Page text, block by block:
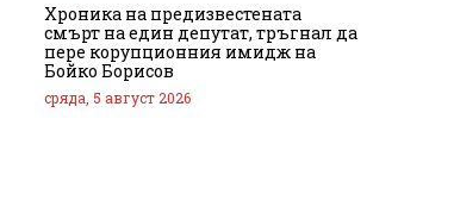
Хроника на предизвестената
смърт на един депутат, тръгнал да
пере корупционния имидж на
Бойко Борисов
сряда, 5 август 2026